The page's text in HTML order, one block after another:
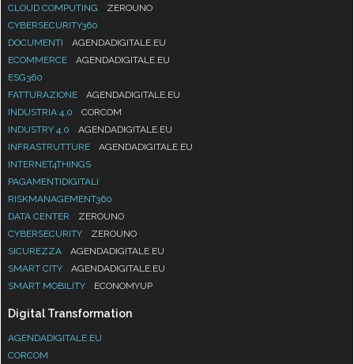
CLOUD COMPUTING
ZEROUNO
CYBERSECURITY360
DOCUMENTI
AGENDADIGITALE.EU
ECOMMERCE
AGENDADIGITALE.EU
ESG360
FATTURAZIONE
AGENDADIGITALE.EU
INDUSTRIA 4.0
CORCOM
INDUSTRY 4.0
AGENDADIGITALE.EU
INFRASTRUTTURE
AGENDADIGITALE.EU
INTERNET4THINGS
PAGAMENTIDIGITALI
RISKMANAGEMENT360
DATA CENTER
ZEROUNO
CYBERSECURITY
ZEROUNO
SICUREZZA
AGENDADIGITALE.EU
SMART CITY
AGENDADIGITALE.EU
SMART MOBILITY
ECONOMYUP
Digital Transformation
AGENDADIGITALE.EU
CORCOM